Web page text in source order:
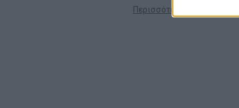
Περισσότερες χώρες +